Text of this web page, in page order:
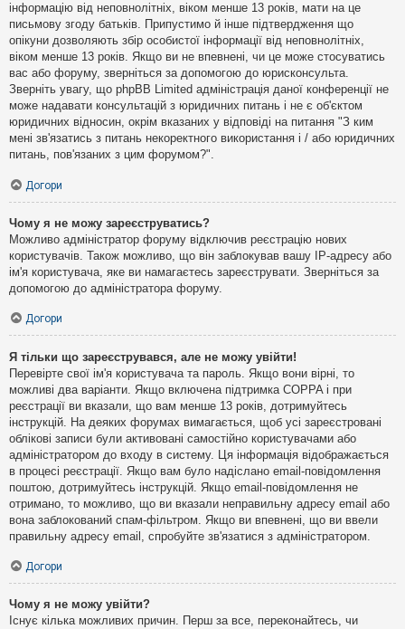
інформацію від неповнолітніх, віком менше 13 років, мати на це
письмову згоду батьків. Припустимо й інше підтвердження що
опікуни дозволяють збір особистої інформації від неповнолітніх,
віком менше 13 років. Якщо ви не впевнені, чи це може стосуватись
вас або форуму, зверніться за допомогою до юрисконсульта.
Зверніть увагу, що phpBB Limited адміністрація даної конференції не
може надавати консультацій з юридичних питань і не є об'єктом
юридичних відносин, окрім вказаних у відповіді на питання "З ким
мені зв'язатись з питань некоректного використання і / або юридичних
питань, пов'язаних з цим форумом?".
Догори
Чому я не можу зареєструватись?
Можливо адміністратор форуму відключив реєстрацію нових
користувачів. Також можливо, що він заблокував вашу IP-адресу або
ім'я користувача, яке ви намагаєтесь зареєструвати. Зверніться за
допомогою до адміністратора форуму.
Догори
Я тільки що зареєструвався, але не можу увійти!
Перевірте свої ім'я користувача та пароль. Якщо вони вірні, то
можливі два варіанти. Якщо включена підтримка COPPA і при
реєстрації ви вказали, що вам менше 13 років, дотримуйтесь
інструкцій. На деяких форумах вимагається, щоб усі зареєстровані
облікові записи були активовані самостійно користувачами або
адміністратором до входу в систему. Ця інформація відображається
в процесі реєстрації. Якщо вам було надіслано email-повідомлення
поштою, дотримуйтесь інструкцій. Якщо email-повідомлення не
отримано, то можливо, що ви вказали неправильну адресу email або
вона заблокований спам-фільтром. Якщо ви впевнені, що ви ввели
правильну адресу email, спробуйте зв'язатися з адміністратором.
Догори
Чому я не можу увійти?
Існує кілька можливих причин. Перш за все, переконайтесь, чи